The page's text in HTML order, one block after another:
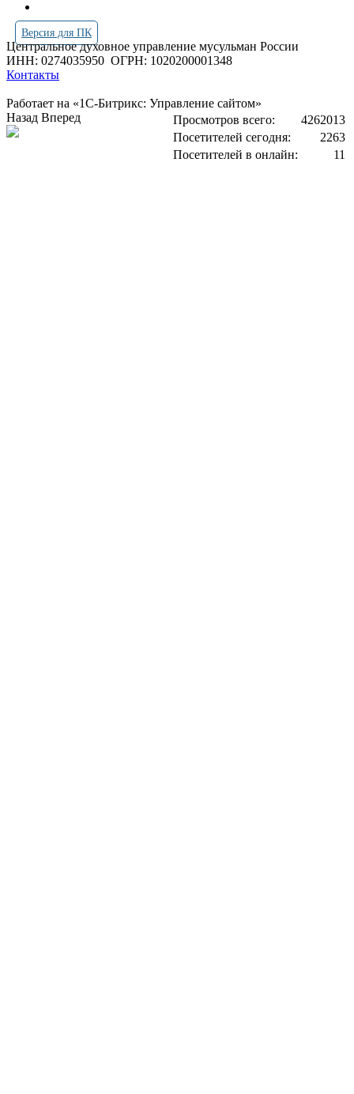
Версия для ПК
Центральное духовное управление мусульман России
ИНН: 0274035950 ОГРН: 1020200001348
Контакты
Работает на «1С-Битрикс: Управление сайтом»
Просмотров всего:
4262013
Посетителей сегодня:
2263
Посетителей в онлайн:
11
Назад Вперед